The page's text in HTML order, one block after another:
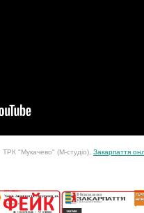
ТРК "Мукачево" (М-студіо), Закарпаття